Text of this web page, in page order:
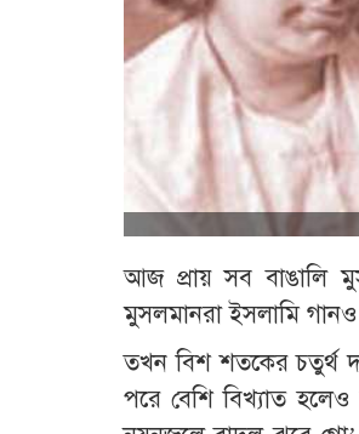
আজ প্রায় সব বাঙালি
মুসলমানরা ইসলামি
তখন বিশ শতকের চতুর্থ
পরে বেশি বিখ্যাত